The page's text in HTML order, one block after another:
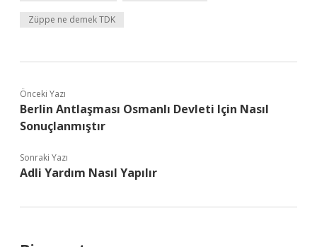
Züppe ne demek TDK
Önceki Yazı
Berlin Antlaşması Osmanlı Devleti Için Nasıl
Sonuçlanmıştır
Sonraki Yazı
Adli Yardım Nasıl Yapılır